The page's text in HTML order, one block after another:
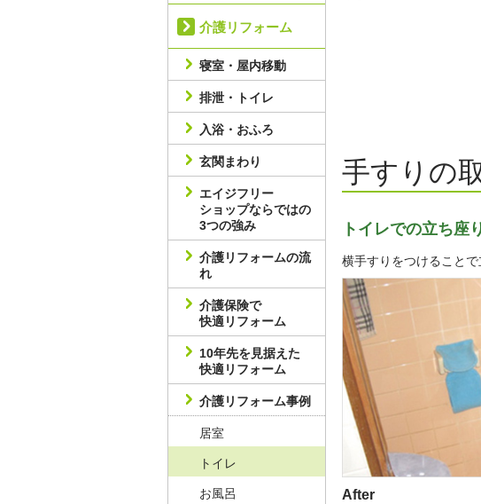
手すりの
トイレでの立ち座
横手すりをつけることで
After
介護リフォーム
寝室・屋内移動
排泄・トイレ
入浴・おふろ
玄関まわり
エイジフリー
ショップならではの
3つの強み
介護リフォームの流
れ
介護保険で
快適リフォーム
10年先を見据えた
快適リフォーム
介護リフォーム事例
居室
トイレ
お風呂